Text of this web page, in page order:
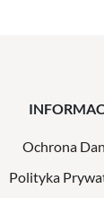
Ochrona
Polityka